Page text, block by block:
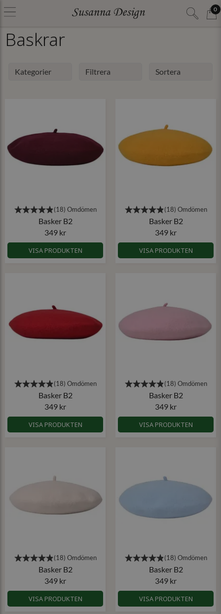
0
Baskrar
Kategorier Filtrera Sortera
Basker B2
349 kr
VISA PRODUKTEN
Basker B2
349 kr
VISA PRODUKTEN
Basker B2
349 kr
VISA PRODUKTEN
Basker B2
349 kr
VISA PRODUKTEN
Basker B2
349 kr
VISA PRODUKTEN
Basker B2
349 kr
VISA PRODUKTEN